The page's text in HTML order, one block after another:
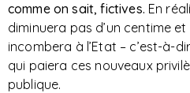
comme on sait, fictives. En
diminuera pas d’un centime
incombera à l’Etat – c’est-à-
qui paiera ces nouveaux
publique.